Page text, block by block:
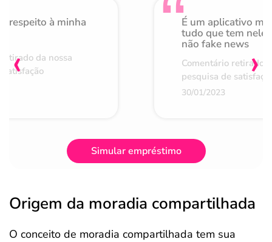
respeito à minha
da nossa
É um aplicativo
tudo que tem nele
não fake news
Comentário retirado
pesquisa de
30/01/2023
‹ ›
Simular empréstimo
Origem da moradia compartilhada
O conceito de moradia compartilhada tem sua